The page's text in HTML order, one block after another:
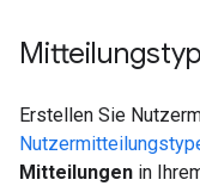
Erstellen Sie
Mitteilungen in